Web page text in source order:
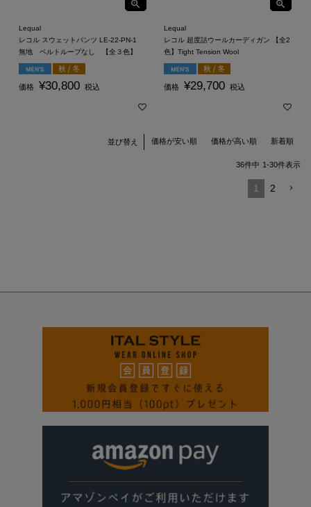
Lequal
レコル スウェットパンツ LE-22-PN-1
無地 ベルトループなし 【全３色】
価格 ¥30,800 税込
Lequal
レコル 超度詰ウールカーディガン 【全2
色】Tight Tension Wool
価格 ¥29,700 税込
並び替え 価格が安い順 価格が高い順 新着順
36件中 1-30件表示
1 2